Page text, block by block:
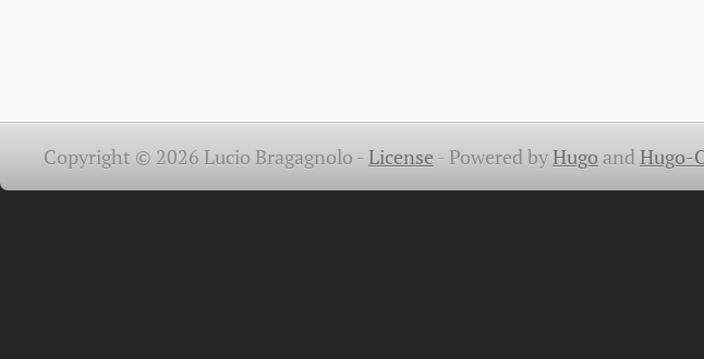
Copyright © 2026 Lucio Bragagnolo -License -Powered byHugoandHugo-